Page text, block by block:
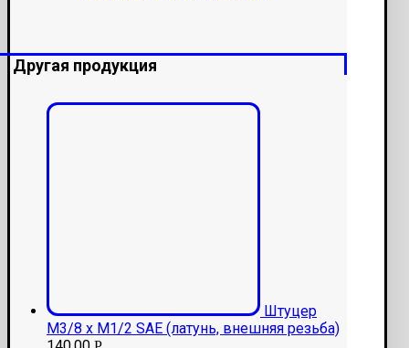
Другая продукция
Штуцер
M3/8 x M1/2 SAE (латунь, внешняя резьба)